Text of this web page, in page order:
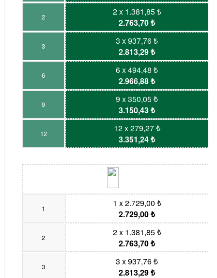
2
2 x 1.381,85 ₺
2.763,70 ₺
3
3 x 937,76 ₺
2.813,29 ₺
6
6 x 494,48 ₺
2.966,88 ₺
9
9 x 350,05 ₺
3.150,43 ₺
12
12 x 279,27 ₺
3.351,24 ₺
1
1 x 2.729,00 ₺
2.729,00 ₺
2
2 x 1.381,85 ₺
2.763,70 ₺
3
3 x 937,76 ₺
2.813,29 ₺